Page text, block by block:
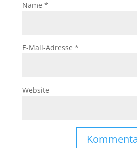
Name *
E-Mail-Adresse *
Website